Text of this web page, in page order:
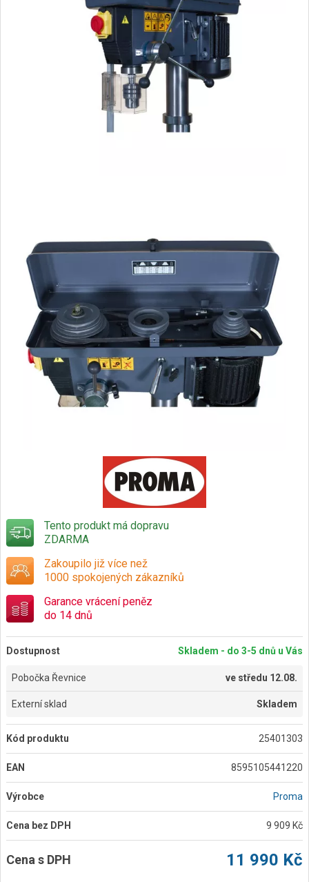
Tento produkt má dopravu
ZDARMA
Zakoupilo již více než
1000 spokojených zákazníků
Garance vrácení peněz
do 14 dnů
Dostupnost Skladem - do 3-5 dnů u Vás
Pobočka Řevnice ve středu 12.08.
Externí sklad Skladem
Kód produktu 25401303
EAN 8595105441220
Výrobce Proma
Cena bez DPH 9 909 Kč
Cena s DPH 11 990 Kč